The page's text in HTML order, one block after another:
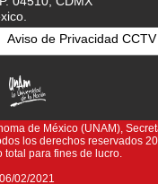
Aviso de Privacidad CCTV
de México (UNAM),
los derechos reservados
para fines de lucro.
02/2021